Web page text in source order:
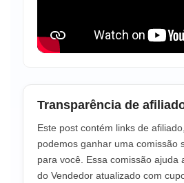
Transparência de
Este post contém links de
podemos ganhar uma comissão
para você. Essa comissão ajuda
do Vendedor atualizado com